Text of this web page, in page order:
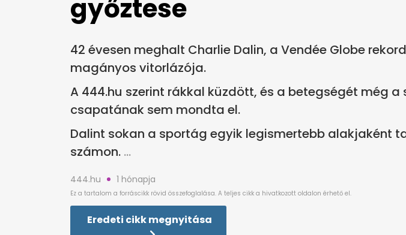
győztese
42 évesen meghalt Charlie Dalin, a Vendée Globe
magányos vitorlázója.
A 444.hu szerint rákkal küzdött, és a betegségét még a
csapatának sem mondta el.
Dalint sokan a sportág egyik legismertebb alakjaként
számon.
444.hu 1 hónapja
Eredeti cikk megnyitása